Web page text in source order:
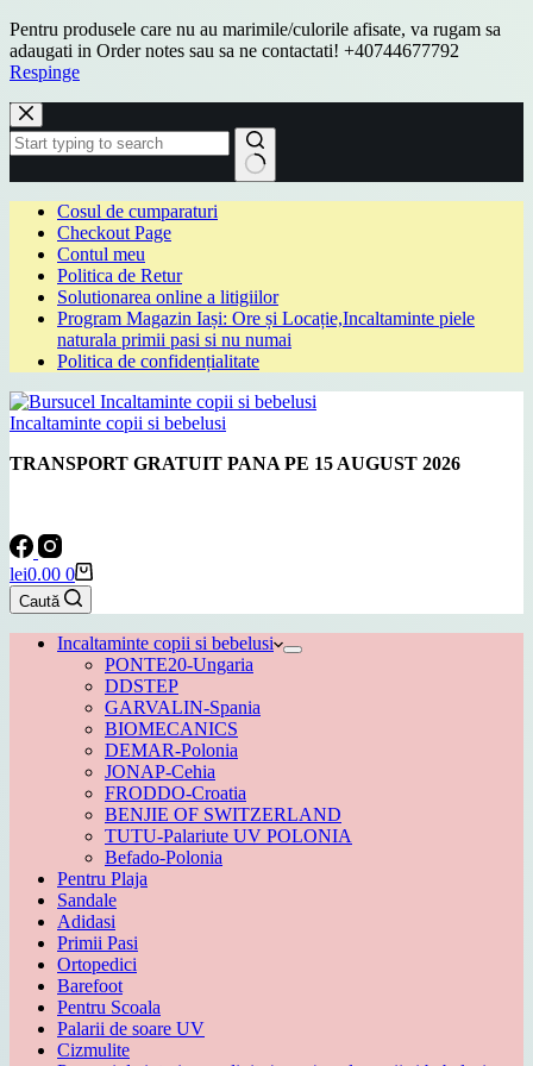
Pentru produsele care nu au marimile/culorile afisate, va rugam sa
adaugati in Order notes sau sa ne contactati! +40744677792
Respinge
Sari
la
conținut
rezultatCosul de cumparaturi
Checkout Page
Contul meu
Politica de Retur
Solutionarea online a litigiilor
Program Magazin Iași: Ore și Locație,Incaltaminte piele
naturala primii pasi si nu numai
Politica de confidențialitate
Incaltaminte copii si bebelusi
TRANSPORT GRATUIT PANA PE 15 AUGUST 2026
Coș
de
cumpărături
lei0.00 0
Caută
Incaltaminte copii si bebelusi
PONTE20-Ungaria
DDSTEP
GARVALIN-Spania
BIOMECANICS
DEMAR-Polonia
JONAP-Cehia
FRODDO-Croatia
BENJIE OF SWITZERLAND
TUTU-Palariute UV POLONIA
Befado-Polonia
Pentru Plaja
Sandale
Adidasi
Primii Pasi
Ortopedici
Barefoot
Pentru Scoala
Palarii de soare UV
Cizmulite